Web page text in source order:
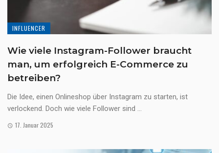
INFLUENCER
Wie viele Instagram-Follower braucht
man, um erfolgreich E-Commerce zu
betreiben?
Die Idee, einen Onlineshop über Instagram zu starten, ist
verlockend. Doch wie viele Follower sind ...
17. Januar 2025